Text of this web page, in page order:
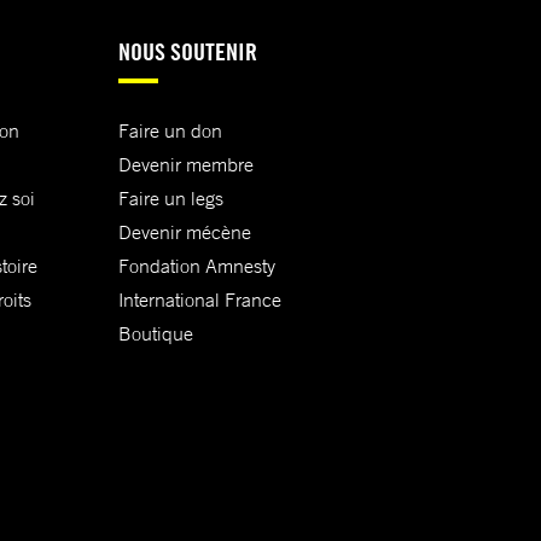
soi
NOUS SOUTENIR
Faire un don
Devenir membre
Faire un legs
Devenir mécène
Fondation Amnesty
International France
Boutique